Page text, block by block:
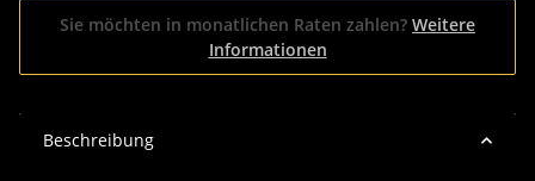
Sie möchten in monatlichen Raten zahlen? Weitere
Informationen
Beschreibung